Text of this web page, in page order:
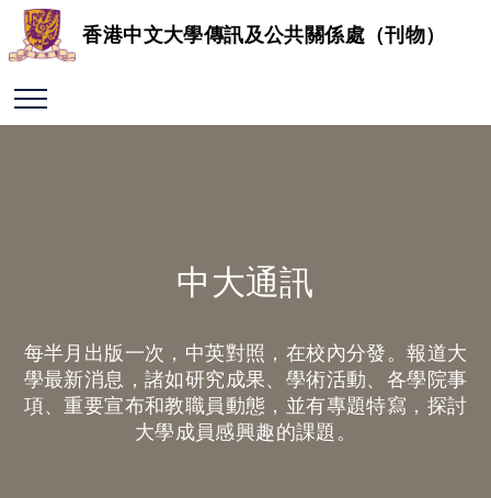
香港中文大學傳訊及公共關係處（刊物）
中大通訊
每半月出版一次，中英對照，在校內分發。報道大
學最新消息，諸如研究成果、學術活動、各學院事
項、重要宣布和教職員動態，並有專題特寫，探討
大學成員感興趣的課題。